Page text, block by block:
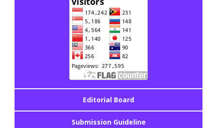
Editorial Board
Submission Guideline